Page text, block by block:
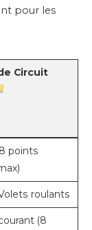
pour les
Circuit
points
roulants
(8